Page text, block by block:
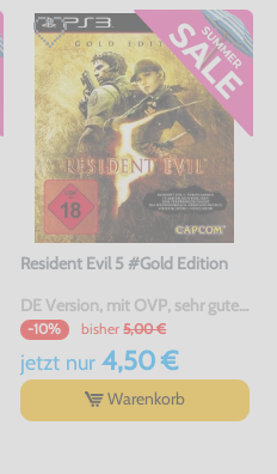
Resident Evil 5 #Gold Edition
DE Version, mit OVP, sehr guter Zustand, gebraucht, USK18
-10% bisher 5,00 €
jetzt nur4,50 €
Warenkorb